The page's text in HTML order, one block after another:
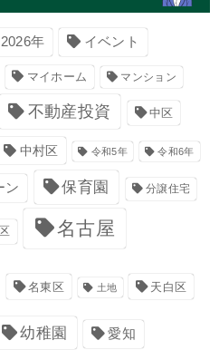
2026年 イベント
マイホーム マンション
不動産投資 中区
中村区 令和5年 令和6年
ン 保育園 分譲住宅
名古屋
名東区 土地 天白区
幼稚園 愛知